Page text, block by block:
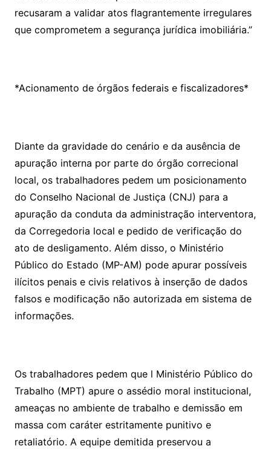
recusaram a validar atos flagrantemente irregulares
que comprometem a segurança jurídica imobiliária.”
*Acionamento de órgãos federais e fiscalizadores*
Diante da gravidade do cenário e da ausência de
apuração interna por parte do órgão correcional
local, os trabalhadores pedem um posicionamento
do Conselho Nacional de Justiça (CNJ) para a
apuração da conduta da administração interventora,
da Corregedoria local e pedido de verificação do
ato de desligamento. Além disso, o Ministério
Público do Estado (MP-AM) pode apurar possíveis
ilícitos penais e civis relativos à inserção de dados
falsos e modificação não autorizada em sistema de
informações.
Os trabalhadores pedem que l Ministério Público do
Trabalho (MPT) apure o assédio moral institucional,
ameaças no ambiente de trabalho e demissão em
massa com caráter estritamente punitivo e
retaliatório. A equipe demitida preservou a